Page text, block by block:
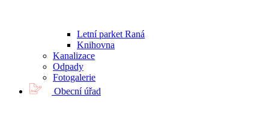
Letní parket Raná
Knihovna
Kanalizace
Odpady
Fotogalerie
Obecní úřad